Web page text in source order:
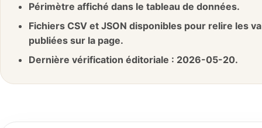
Périmètre affiché dans le tableau de données.
Fichiers CSV et JSON disponibles pour relire les
publiées sur la page.
Dernière vérification éditoriale : 2026-05-20.